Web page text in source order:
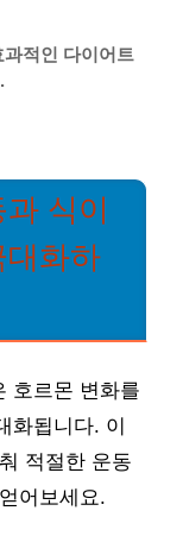
적인 다이어트
식이
대화하
호르몬 변화를
화됩니다. 이
적절한 운동
어보세요.